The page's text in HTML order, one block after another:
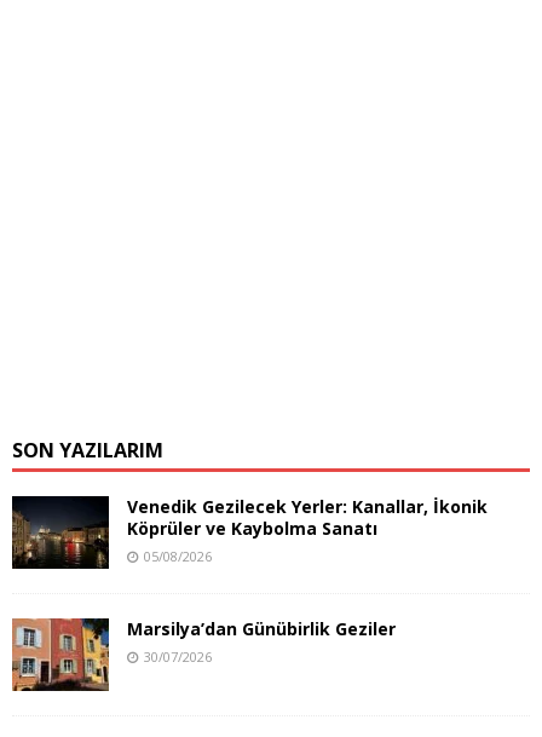
SON YAZILARIM
Venedik Gezilecek Yerler: Kanallar, İkonik
Köprüler ve Kaybolma Sanatı
05/08/2026
Marsilya’dan Günübirlik Geziler
30/07/2026